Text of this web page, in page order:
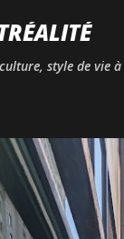
au contenu principal
style de vie à